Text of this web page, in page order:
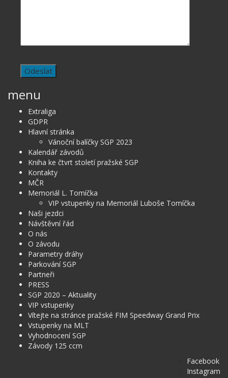
menu
Extraliga
GDPR
Hlavní stránka
Vánoční balíčky SGP 2023
Kalendář závodů
Kniha ke čtvrt století pražské SGP
Kontakty
MČR
Memoriál L. Tomíčka
VIP vstupenky na Memoriál Luboše Tomíčka
Naši jezdci
Návštěvní řád
O nás
O závodu
Parametry dráhy
Parkování SGP
Partneři
PRESS
SGP 2020 – Aktuality
VIP vstupenky
Vítejte na stránce pražské FIM Speedway Grand Prix
Vstupenky na MLT
Vyhodnocení SGP
Závody 125 ccm
Facebook
Instagram